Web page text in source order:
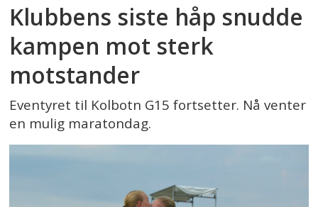
Klubbens siste håp snudde
kampen mot sterk
motstander
Eventyret til Kolbotn G15 fortsetter. Nå venter
en mulig maratondag.